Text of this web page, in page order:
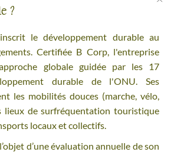
?
le développement durable au
Certifiée B Corp, l'entreprise
globale guidée par les 17
durable de l'ONU. Ses
les mobilités douces (marche, vélo,
lieux de surfréquentation touristique
locaux et collectifs.
d’une évaluation annuelle de son